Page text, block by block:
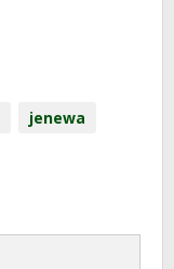
jenewa